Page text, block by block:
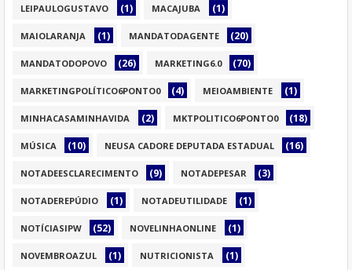
LEIPAULOGUSTAVO (1) MACAJUBA (1)
MAIOLARANJA (1) MANDATODAGENTE (20)
MANDATODOPOVO (26) MARKETING6.0 (70)
MARKETINGPOLÍTICO6PONTO0 (4) MEIOAMBIENTE (1)
MINHACASAMINHAVIDA (2) MKTPOLITICO6PONTO0 (18)
MÚSICA (10) NEUSA CADORE DEPUTADA ESTADUAL (16)
NOTADEESCLARECIMENTO (9) NOTADEPESAR (3)
NOTADEREPÚDIO (1) NOTADEUTILIDADE (1)
NOTÍCIASIPW (52) NOVELINHAONLINE (1)
NOVEMBROAZUL (1) NUTRICIONISTA (1)